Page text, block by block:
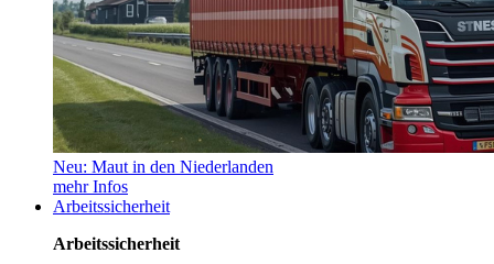
Neu: Maut in den Niederlanden
mehr Infos
Arbeitssicherheit
Arbeitssicherheit